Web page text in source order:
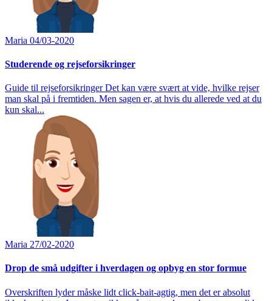
Maria 04/03-2020
Studerende og rejseforsikringer
Guide til rejseforsikringer Det kan være svært at vide, hvilke rejser
man skal på i fremtiden. Men sagen er, at hvis du allerede ved at du
kun skal...
Maria 27/02-2020
Drop de små udgifter i hverdagen og opbyg en stor formue
Overskriften lyder måske lidt click-bait-agtig, men det er absolut